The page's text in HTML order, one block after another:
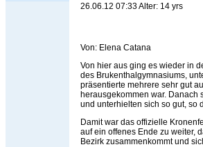
26.06.12 07:33 Alter: 14 yrs
Von: Elena Catana
Von hier aus ging es wieder in
des Brukenthalgymnasiums,
präsentierte mehrere sehr gut
herausgekommen war. Danach
und unterhielten sich so gut, so
Damit war das offizielle
auf ein offenes Ende zu weiter,
Bezirk zusammenkommt und